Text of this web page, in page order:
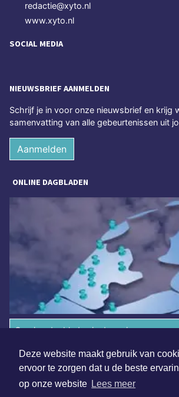
Deze website maakt gebruik van
ervoor te zorgen dat u de beste
op onze website Lees meer
redactie@xyto.nl
www.xyto.nl
SOCIAL MEDIA
NIEUWSBRIEF AANMELDEN
Schrijf je in voor onze nieuwsbrief en krijg
samenvatting van alle gebeurtenissen uit
Aanmelden
ONLINE DAGBLADEN
Overige dagbladen in de regio
Algemene voorwaarden
Disclaimer